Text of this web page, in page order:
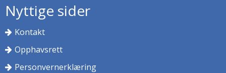
Nyttige sider
Kontakt
Opphavsrett
Personvernerklæring